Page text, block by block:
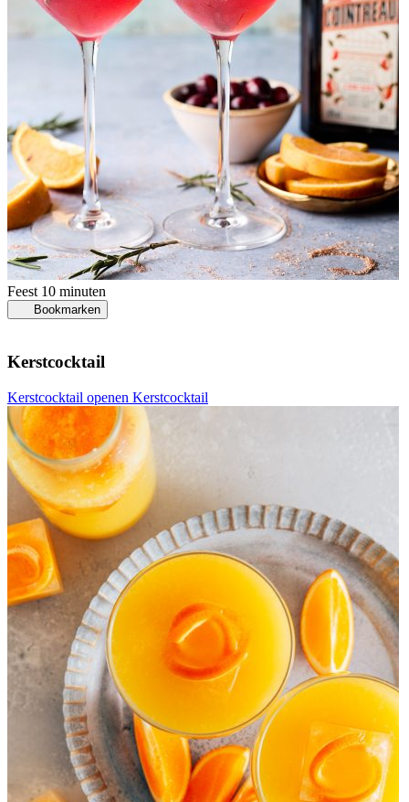
Feest 10 minuten
Bookmarken
Kerstcocktail
Kerstcocktail openen Kerstcocktail